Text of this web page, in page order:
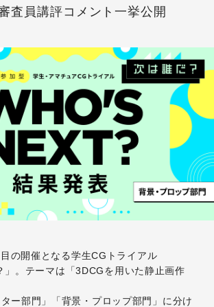
査員講評コメント一挙公開
の開催となる学生CGトライアル
」。テーマは「3DCGを用いた静止画作
ー部門」「背景・プロップ部門」に分け